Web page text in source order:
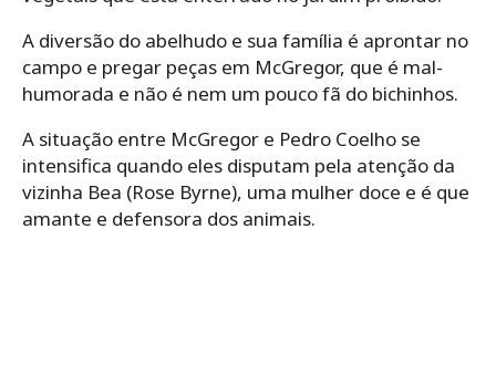
A diversão do abelhudo e sua família é aprontar no
campo e pregar peças em McGregor, que é mal-
humorada e não é nem um pouco fã do bichinhos.
A situação entre McGregor e Pedro Coelho se
intensifica quando eles disputam pela atenção da
vizinha Bea (Rose Byrne), uma mulher doce e é que
amante e defensora dos animais.